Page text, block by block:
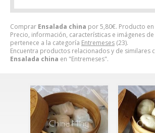
Comprar Ensalada china por5,80€. Producto
Precio, información, características e imágenes de
pertenece a la categoría Entremeses (23).
Encuentra productos relacionados y de similares
Ensalada china en "Entremeses".